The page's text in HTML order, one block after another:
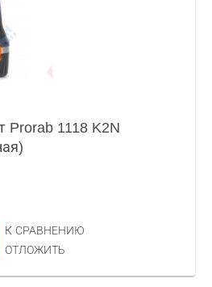
Prorab 1118 K2N
К СРАВНЕНИЮ
ОТЛОЖИТЬ